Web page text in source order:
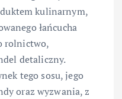
kulinarnym,
łańcucha
rolnictwo,
detaliczny.
tego sosu, jego
oraz wyzwania, z